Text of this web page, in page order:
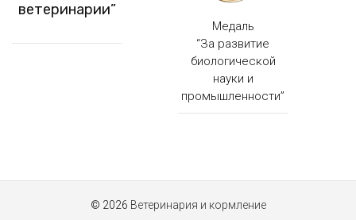
ветеринарии”
Медаль
“За развитие
биологической
науки и
промышленности”
© 2026 Ветеринария и кормление